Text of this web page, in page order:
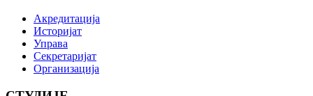
Акредитација
Историјат
Управа
Секретаријат
Организација